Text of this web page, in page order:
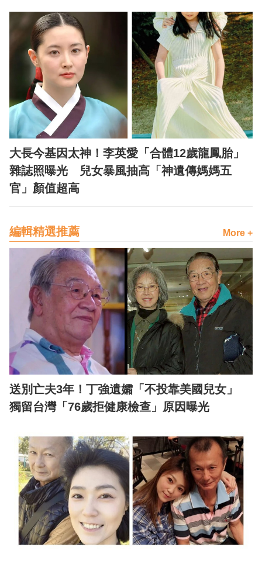
大長今基因太神！李英愛「合體12歲龍鳳胎」
雜誌照曝光 兒女暴風抽高「神遺傳媽媽五
官」顏值超高
編輯精選推薦 More +
送別亡夫3年！丁強遺孀「不投靠美國兒女」
獨留台灣「76歲拒健康檢查」原因曝光